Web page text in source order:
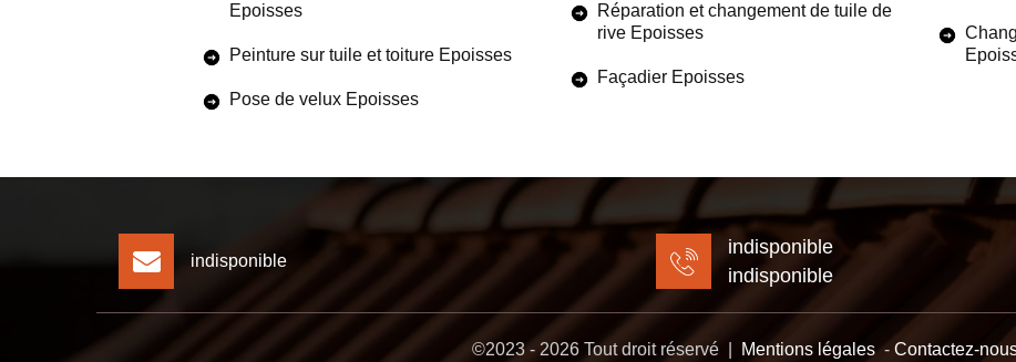
Epoisses
Peinture sur tuile et toiture Epoisses
Pose de velux Epoisses
Réparation et changement de tuile de
rive Epoisses
Façadier Epoisses
indisponible
indisponible
indisponible
©2023 - 2026 Tout droit réservé | Mentions légales- Contactez-